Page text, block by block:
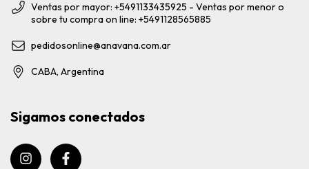
Ventas por mayor: +5491133435925 - Ventas por menor o
sobre tu compra on line: +5491128565885
pedidosonline@anavana.com.ar
CABA, Argentina
Sigamos conectados